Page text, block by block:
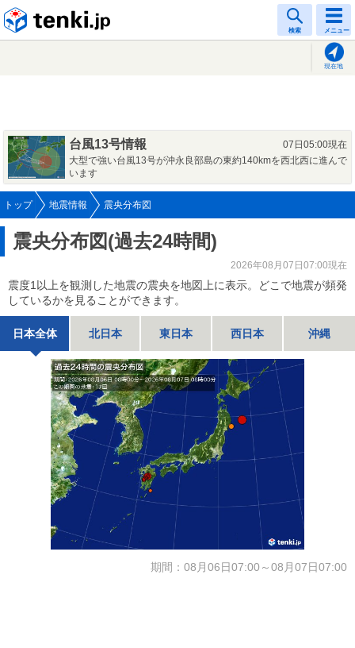
検索 メニュー
現在地
台風13号情報
07日05:00現在
大型で強い台風13号が沖永良部島の東約140kmを西北西に進んで
います
トップ 地震情報 震央分布図
震央分布図(過去24時間)
2026年08月07日07:00現在
震度1以上を観測した地震の震央を地図上に表示。どこで地震が頻発
しているかを見ることができます。
日本全体 北日本 東日本 西日本 沖縄
期間：08月06日07:00～08月07日07:00